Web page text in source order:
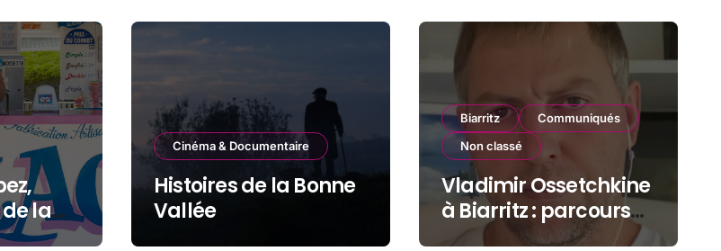
la
Cinéma & Documentaire
Histoires de la Bonne
Vallée
Biarritz
Communiqués
Non classé
Vladimir Ossetchkine
à Biarritz : parcours
d’un dissident sous